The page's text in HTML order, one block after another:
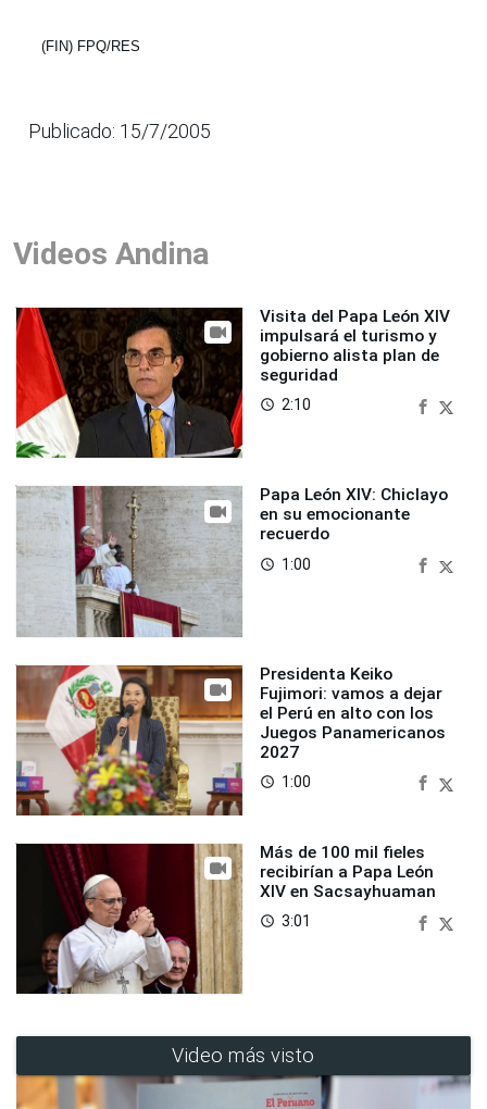
(FIN) FPQ/RES
Publicado: 15/7/2005
Videos Andina
Visita del Papa León XIV
impulsará el turismo y
gobierno alista plan de
seguridad
access_time 2:10
Papa León XIV: Chiclayo
en su emocionante
recuerdo
access_time 1:00
Presidenta Keiko
Fujimori: vamos a dejar
el Perú en alto con los
Juegos Panamericanos
2027
access_time 1:00
Más de 100 mil fieles
recibirían a Papa León
XIV en Sacsayhuaman
access_time 3:01
Video más visto